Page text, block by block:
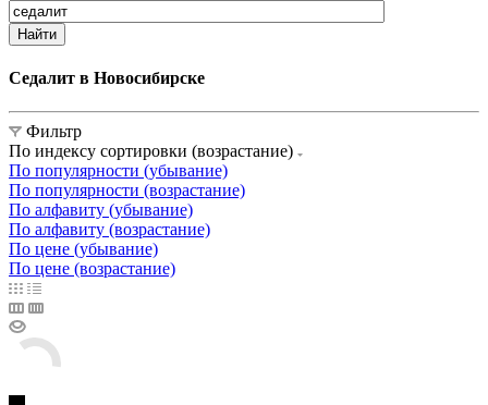
Найти
Седалит в Новосибирске
Фильтр
По индексу сортировки (возрастание)
По популярности (убывание)
По популярности (возрастание)
По алфавиту (убывание)
По алфавиту (возрастание)
По цене (убывание)
По цене (возрастание)